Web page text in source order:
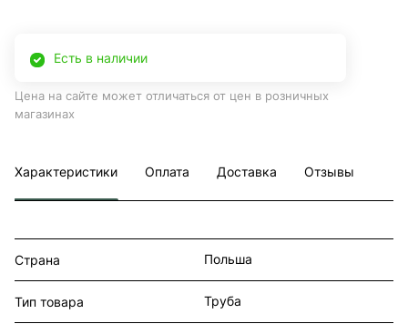
Есть в наличии
Цена на сайте может отличаться от цен в розничных
магазинах
Характеристики Оплата Доставка Отзывы
Страна Польша
Тип товара Труба